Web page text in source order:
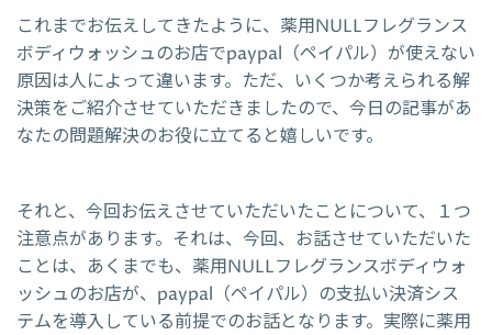
これまでお伝えしてきたように、薬用NULLフレグランス
ボディウォッシュのお店でpaypal（ペイパル）が使えない
原因は人によって違います。ただ、いくつか考えられる解
決策をご紹介させていただきましたので、今日の記事があ
なたの問題解決のお役に立てると嬉しいです。
それと、今回お伝えさせていただいたことについて、１つ
注意点があります。それは、今回、お話させていただいた
ことは、あくまでも、薬用NULLフレグランスボディウォ
ッシュのお店が、paypal（ペイパル）の支払い決済シス
テムを導入している前提でのお話となります。実際に薬用